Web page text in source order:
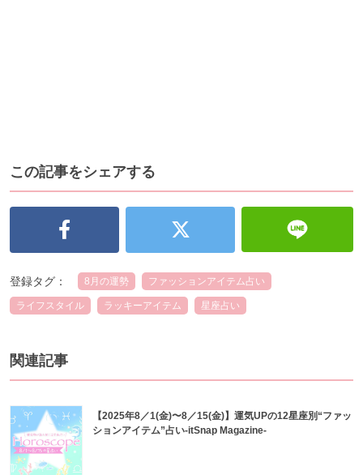
この記事をシェアする
登録タグ： 8月の運勢 ファッションアイテム占い
ライフスタイル ラッキーアイテム 星座占い
関連記事
【2025年8／1(金)〜8／15(金)】運気UPの12星座別“ファッ
ションアイテム”占い-itSnap Magazine-